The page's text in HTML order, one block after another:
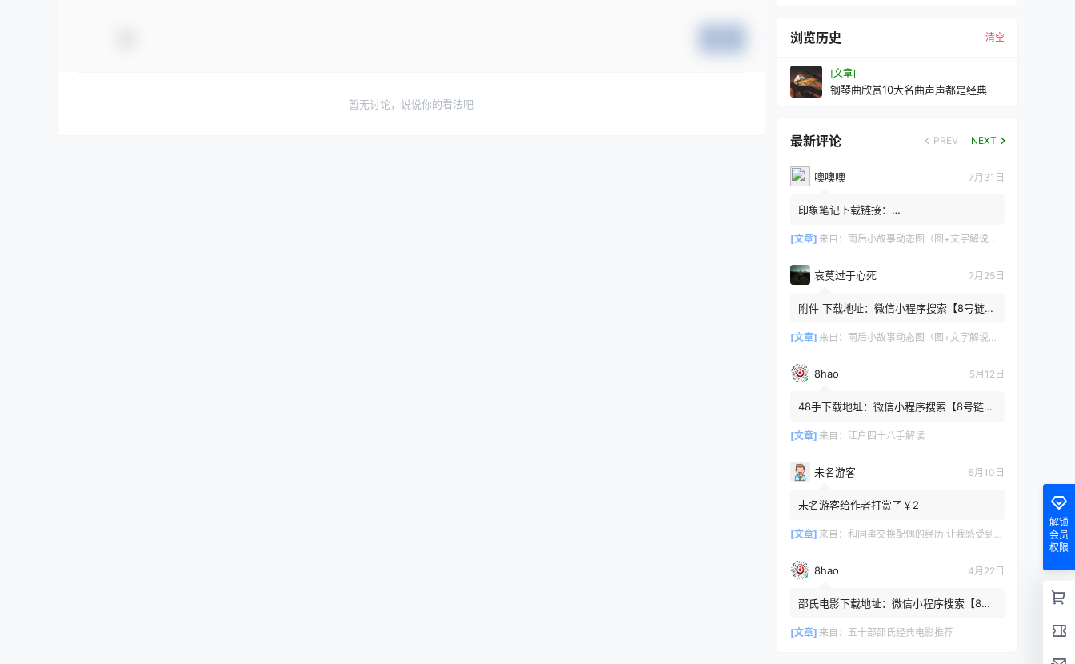
暂无讨论，说说你的看法吧
浏览历史 清空
[文章]
钢琴曲欣赏10大名曲声声都是经典
最新评论 PREV NEXT
噢噢噢 7月31日
印象笔记下载链接：
[文章] 来自： 雨后小故事动态图（图+文字解说版）
哀莫过于心死 7月25日
附件 下载地址：微信小程序搜索【8号链
或保存下方二维码微信里...
[文章] 来自： 雨后小故事动态图（图+文字解说版）
8hao 5月12日
48手下载地址：微信小程序搜索【8号链
或保存下方二维码微信里识别
[文章] 来自： 江户四十八手解读
未名游客 5月10日
未名游客给作者打赏了￥2
[文章] 来自： 和同事交换配偶的经历 让我感受到了从未有过的快乐
8hao 4月22日
邵氏电影下载地址：微信小程序搜索【8号
令或保存下方二维码微...
[文章] 来自： 五十部邵氏经典电影推荐
解锁
会员
权限